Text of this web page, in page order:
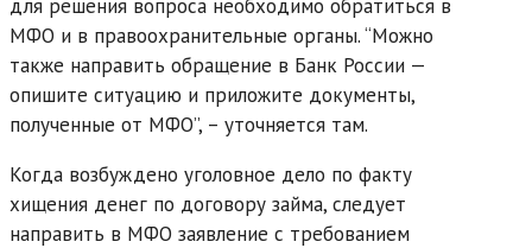
для решения вопроса необходимо обратиться в
МФО и в правоохранительные органы. “Можно
также направить обращение в Банк России —
опишите ситуацию и приложите документы,
полученные от МФО”, – уточняется там.
Когда возбуждено уголовное дело по факту
хищения денег по договору займа, следует
направить в МФО заявление с требованием